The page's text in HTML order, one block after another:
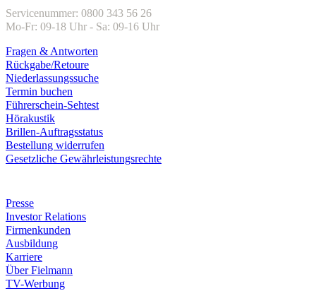
Servicenummer: 0800 343 56 26
Mo-Fr: 09-18 Uhr - Sa: 09-16 Uhr
Fragen & Antworten
Rückgabe/Retoure
Niederlassungssuche
Termin buchen
Führerschein-Sehtest
Hörakustik
Brillen-Auftragsstatus
Bestellung widerrufen
Gesetzliche Gewährleistungsrechte
Presse
Investor Relations
Firmenkunden
Ausbildung
Karriere
Über Fielmann
TV-Werbung